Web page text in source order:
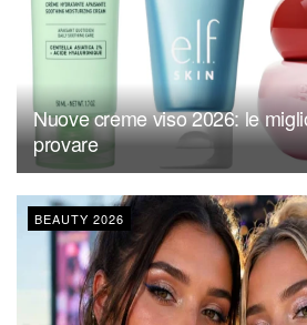
Nuove creme viso 2026: le
provare
BEAUTY 2026